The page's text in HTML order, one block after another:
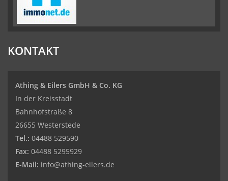
KONTAKT
Athing & Eilers GmbH & Co. KG
In der Kreisstadt
Bahnhofstraße 8
26655 Westerstede
Tel.: 04488 529590
Fax: 04488 5295929
E-Mail: info@athing-eilers.de